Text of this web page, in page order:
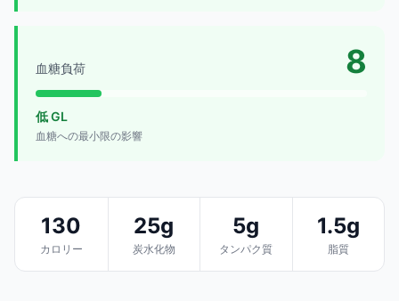
血糖負荷 8
低 GL
血糖への最小限の影響
130
カロリー
25g
炭水化物
5g
タンパク質
1.5g
脂質